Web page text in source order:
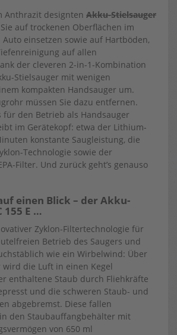
Anthrazit designten Akku-Stielsauger
auf trockenen Oberflächen im
einsetzen sowie auf Hartböden,
auf allen
der cleveren 2-in-1-Kombination
Stielsauger mit wenigen
kompakten Handsauger um.
müssen Sie dazu entfernen.
für den Betrieb als Handsauger
im Gerätekopf: etwa der Lithium-
konstante Saugleistung, die
Technologie sowie der
Filter. Und zurück geht’s genauso
einen Blick – der Akku-
155 E …
Zyklon-Filtertechnologie für
Betrieb des Saugers und
wie ein Wirbelwind: Über
die Luft in einen Kegel
enthaltene Staub durch Fliehkräfte
und die schweren Staub- und
abgebremst. Diese fallen
den Staubauffangbehälter mit
von 650 ml